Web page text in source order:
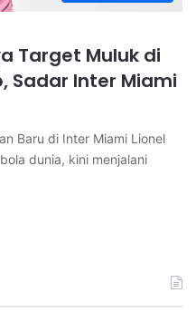
Target Muluk di
Sadar Inter Miami
Baru di Inter Miami Lionel
dunia, kini menjalani